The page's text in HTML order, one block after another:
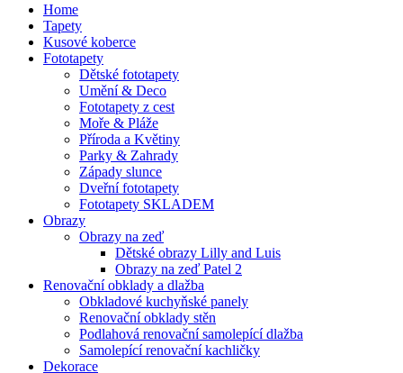
Home
Tapety
Kusové koberce
Fototapety
Dětské fototapety
Umění & Deco
Fototapety z cest
Moře & Pláže
Příroda a Květiny
Parky & Zahrady
Západy slunce
Dveřní fototapety
Fototapety SKLADEM
Obrazy
Obrazy na zeď
Dětské obrazy Lilly and Luis
Obrazy na zeď Patel 2
Renovační obklady a dlažba
Obkladové kuchyňské panely
Renovační obklady stěn
Podlahová renovační samolepící dlažba
Samolepící renovační kachličky
Dekorace